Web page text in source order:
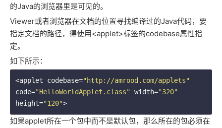
的Java的浏览器里是可见的。
Viewer或者浏览器在文档的位置寻找编译过的Java代码，要
指定文档的路径，得使用<applet>标签的codebase属性指
定。
如下所示：
<applet codebase="http://amrood.com/applets"
code="HelloWorldApplet.class" width="320"
height="120"
如果applet所在一个包中而不是默认包，那么所在的包必须在